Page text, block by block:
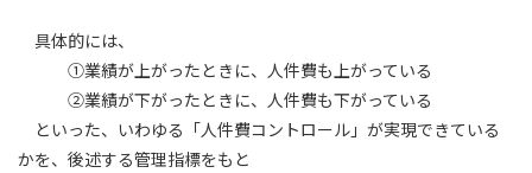
具体的には、
①業績が上がったときに、人件費も上がっている
②業績が下がったときに、人件費も下がっている
といった、いわゆる「人件費コントロール」が実現できている
かを、後述する管理指標をもと